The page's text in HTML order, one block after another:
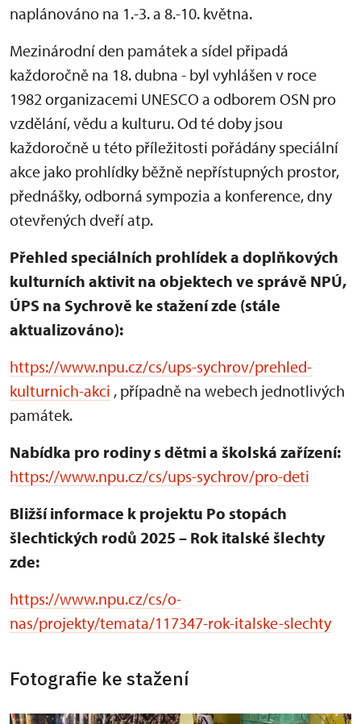
naplánováno na 1.-3. a 8.-10. května.
Mezinárodní den památek a sídel připadá
každoročně na 18. dubna - byl vyhlášen v roce
1982 organizacemi UNESCO a odborem OSN pro
vzdělání, vědu a kulturu. Od té doby jsou
každoročně u této příležitosti pořádány speciální
akce jako prohlídky běžně nepřístupných prostor,
přednášky, odborná sympozia a konference, dny
otevřených dveří atp.
Přehled speciálních prohlídek a doplňkových
kulturních aktivit na objektech ve správě NPÚ,
ÚPS na Sychrově ke stažení zde (stále
aktualizováno):
https://www.npu.cz/cs/ups-sychrov/prehled-
kulturnich-akci , případně na webech jednotlivých
památek.
Nabídka pro rodiny s dětmi a školská zařízení:
https://www.npu.cz/cs/ups-sychrov/pro-deti
Bližší informace k projektu Po stopách
šlechtických rodů 2025 – Rok italské šlechty
zde:
https://www.npu.cz/cs/o-
nas/projekty/temata/117347-rok-italske-slechty
Fotografie ke stažení